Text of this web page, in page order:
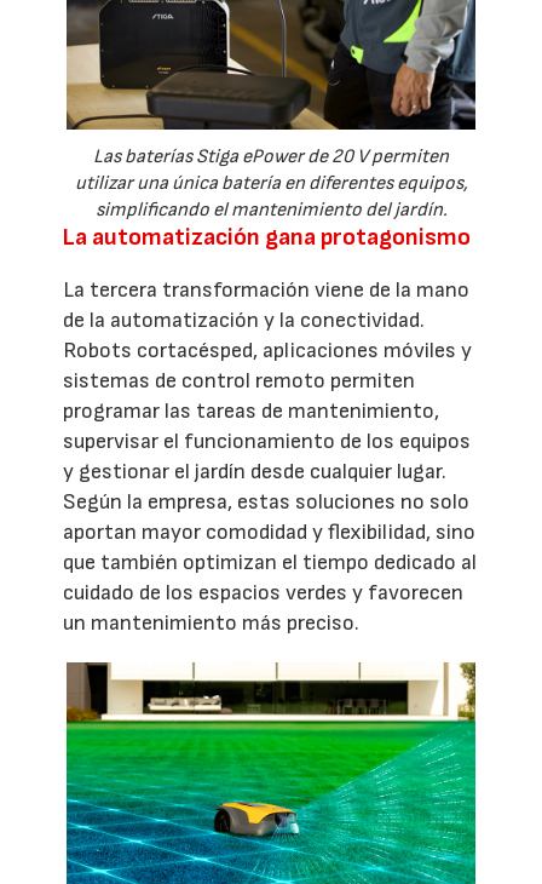
Las baterías Stiga ePower de 20 V permiten
utilizar una única batería en diferentes equipos,
simplificando el mantenimiento del jardín.
La automatización gana protagonismo
La tercera transformación viene de la mano
de la automatización y la conectividad.
Robots cortacésped, aplicaciones móviles y
sistemas de control remoto permiten
programar las tareas de mantenimiento,
supervisar el funcionamiento de los equipos
y gestionar el jardín desde cualquier lugar.
Según la empresa, estas soluciones no solo
aportan mayor comodidad y flexibilidad, sino
que también optimizan el tiempo dedicado al
cuidado de los espacios verdes y favorecen
un mantenimiento más preciso.